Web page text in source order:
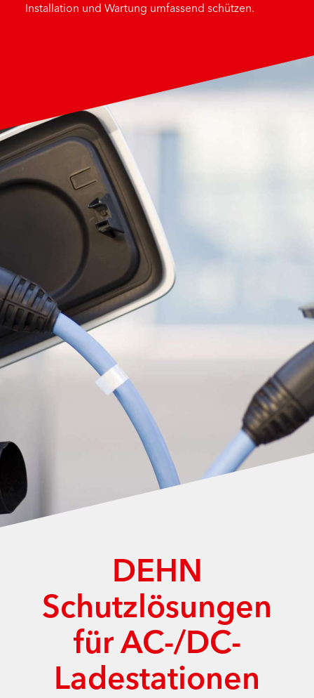
Installation und Wartung umfassend schützen.
DEHN
Schutzlösungen
für AC-/DC-
Ladestationen